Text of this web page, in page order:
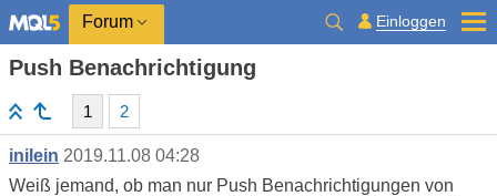
Forum Einloggen
Push Benachrichtigung
1 2
inilein 2019.11.08 04:28
Weiß jemand, ob man nur Push Benachrichtigungen von